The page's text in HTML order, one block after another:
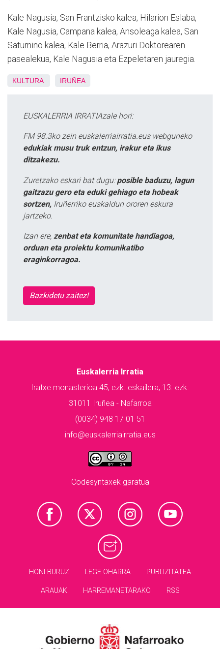
Kale Nagusia, San Frantzisko kalea, Hilarion Eslaba,
Kale Nagusia, Campana kalea, Ansoleaga kalea, San
Saturnino kalea, Kale Berria, Arazuri Doktorearen
pasealekua, Kale Nagusia eta Ezpeletaren jauregia.
KULTURA IRUÑEA
EUSKALERRIA IRRATIAzale hori:
FM 98.3ko zein euskalerriairratia.eus webguneko
edukiak musu truk entzun, irakur eta ikus
ditzakezu.
Zuretzako eskari bat dugu: posible baduzu, lagun
gaitzazu gero eta eduki gehiago eta hobeak
sortzen, Iruñerriko euskaldun ororen eskura
jartzeko.
Izan ere, zenbat eta komunitate handiagoa,
orduan eta proiektu komunikatibo
eraginkorragoa.
Bazkidetu zaitez!
Euskalerria Irratia
Iratxe monasterioa 45, ezk. eskailera, 13. ezk.
31011 Iruñea - Nafarroa
(0034) 948 17 01 51
info@euskalerriairratia.eus
Codesyntaxek garatua
HONI BURUZ LEGE OHARRA PUBLIZITATEA
ARAUAK HARREMANETARAKO RSS